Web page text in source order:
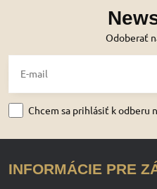
Odoberať
Chcem sa prihlásiť k odberu
INFORMÁCIE PRE